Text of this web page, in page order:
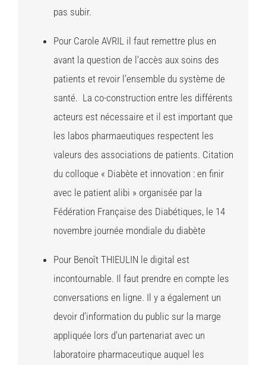
pas subir.
Pour Carole AVRIL il faut remettre plus en
avant la question de l’accès aux soins des
patients et revoir l’ensemble du système de
santé. La co-construction entre les différents
acteurs est nécessaire et il est important que
les labos pharmaeutiques respectent les
valeurs des associations de patients. Citation
du colloque « Diabète et innovation : en finir
avec le patient alibi » organisée par la
Fédération Française des Diabétiques, le 14
novembre journée mondiale du diabète
Pour Benoît THIEULIN le digital est
incontournable. Il faut prendre en compte les
conversations en ligne. Il y a également un
devoir d’information du public sur la marge
appliquée lors d’un partenariat avec un
laboratoire pharmaceutique auquel les